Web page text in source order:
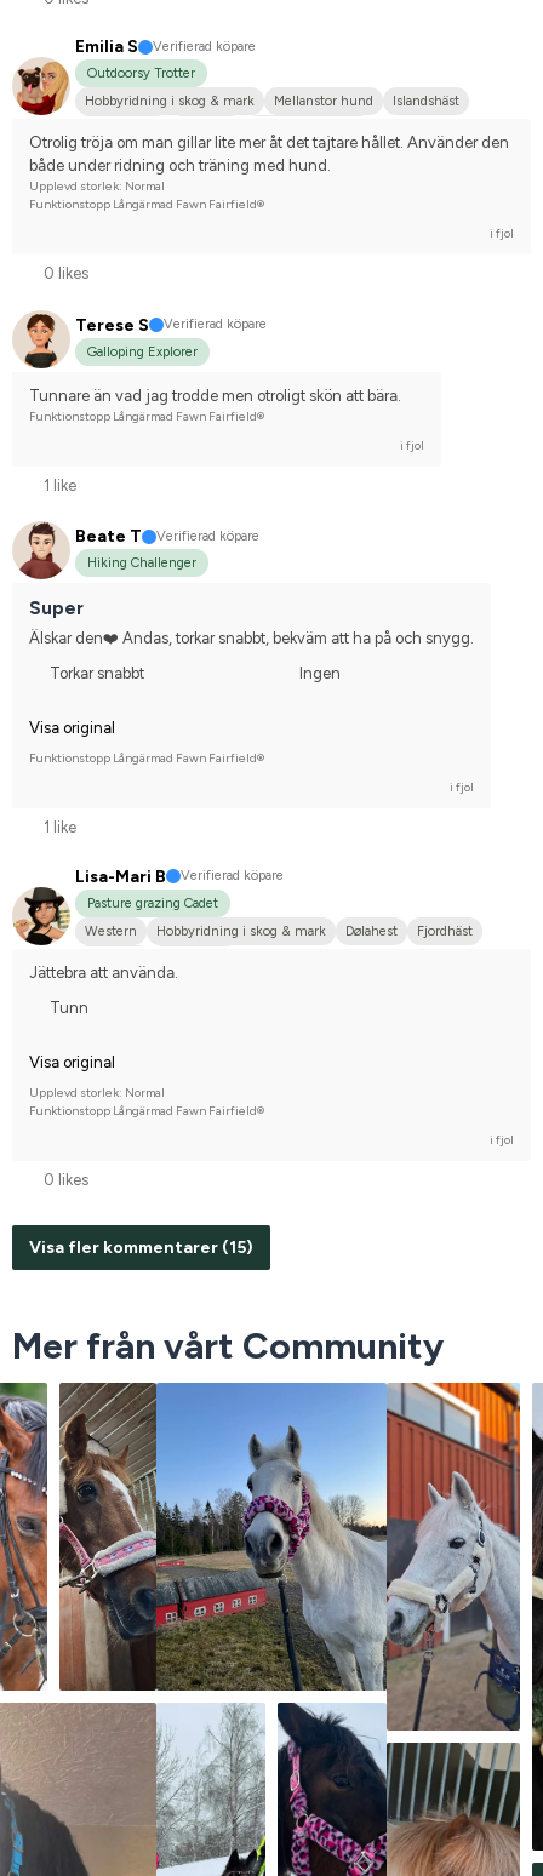
Emilia S
Verifierad köpare
Outdoorsy Trotter
Hobbyridning i skog & mark
Mellanstor hund
Islandshäst
Otrolig tröja om man gillar lite mer åt det tajtare hållet. Använder den
både under ridning och träning med hund.
Upplevd storlek: Normal
Funktionstopp Långärmad Fawn Fairfield®
i fjol
0 likes
Terese S
Verifierad köpare
Galloping Explorer
Tunnare än vad jag trodde men otroligt skön att bära.
Funktionstopp Långärmad Fawn Fairfield®
i fjol
1 like
Beate T
Verifierad köpare
Hiking Challenger
Super
Älskar den❤️ Andas, torkar snabbt, bekväm att ha på och snygg.
Torkar snabbt
Ingen
Visa original
Funktionstopp Långärmad Fawn Fairfield®
i fjol
1 like
Lisa-Mari B
Verifierad köpare
Pasture grazing Cadet
Western
Hobbyridning i skog & mark Dølahest
Fjordhäst
Jättebra att använda.
Tunn
Visa original
Upplevd storlek: Normal
Funktionstopp Långärmad Fawn Fairfield®
i fjol
0 likes
Visa fler kommentarer (15)
Mer från vårt Community